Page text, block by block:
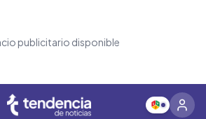
publicitario disponible